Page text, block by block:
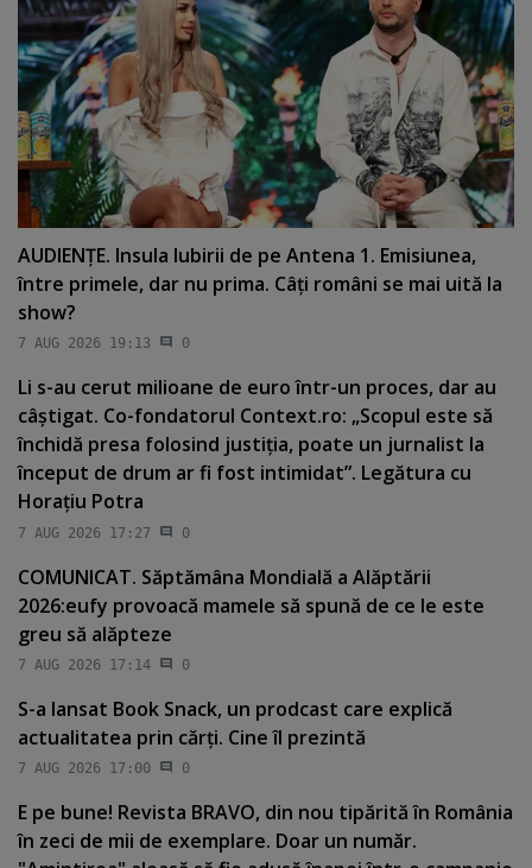
AUDIENŢE. Insula Iubirii de pe Antena 1. Emisiunea,
între primele, dar nu prima. Câţi români se mai uită la
show?
7 AUG 2026 19:13 0
Li s-au cerut milioane de euro într-un proces, dar au
câştigat. Co-fondatorul Context.ro: „Scopul este să
închidă presa folosind justiţia, poate un jurnalist la
început de drum ar fi fost intimidat”. Legătura cu
Horaţiu Potra
7 AUG 2026 17:27 0
COMUNICAT. Săptămâna Mondială a Alăptării
2026:eufy provoacă mamele să spună de ce le este
greu să alăpteze
7 AUG 2026 17:14 0
S-a lansat Book Snack, un prodcast care explică
actualitatea prin cărţi. Cine îl prezintă
7 AUG 2026 17:00 0
E pe bune! Revista BRAVO, din nou tipărită în România
în zeci de mii de exemplare. Doar un număr.